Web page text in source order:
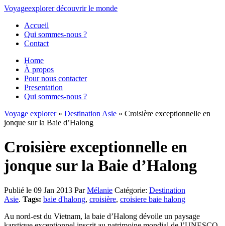
Voyageexplorer découvrirle monde
Accueil
Qui sommes-nous ?
Contact
Home
À propos
Pour nous contacter
Presentation
Qui sommes-nous ?
Voyage explorer» Destination Asie » Croisière exceptionnelle en
jonque sur la Baie d’Halong
Croisière exceptionnelle en
jonque sur la Baie d’Halong
Publié le 09 Jan 2013 ParMélanie Catégorie: Destination
Asie. Tags: baie d'halong, croisière, croisiere baie halong
Au nord-est du Vietnam, la baie d’Halong dévoile un paysage